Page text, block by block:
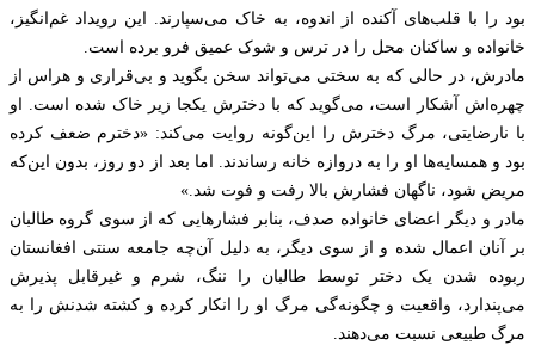
بود را با قلب‌های آکنده از اندوه، به خاک می‌سپارند. این رویداد غم‌انگیز،
خانواده و ساکنان محل را در ترس و شوک عمیق فرو برده است.
مادرش، در حالی که به سختی می‌تواند سخن بگوید و بی‌قراری و هراس از
چهره‌اش آشکار است، می‌گوید که با دخترش یکجا زیر خاک شده است. او
با نارضایتی، مرگ دخترش را این‌گونه روایت می‌کند: «دخترم ضعف کرده
بود و همسایه‌ها او را به دروازه خانه رساندند. اما بعد از دو روز، بدون این‌که
مریض شود، ناگهان فشارش بالا رفت و فوت شد.»
مادر و دیگر اعضای خانواده صدف، بنابر فشارهایی که از سوی گروه طالبان
بر آنان اعمال شده و از سوی دیگر، به دلیل آن‌چه جامعه سنتی افغانستان
ربوده شدن یک دختر توسط طالبان را ننگ، شرم و غیرقابل پذیرش
می‌پندارد، واقعیت و چگونه‌گی مرگ او را انکار کرده و کشته شدنش را به
مرگ طبیعی نسبت می‌دهند.